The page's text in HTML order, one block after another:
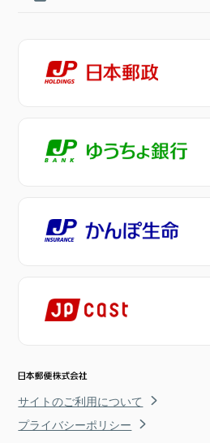
サイトのご利用について
プライバシーポリシー